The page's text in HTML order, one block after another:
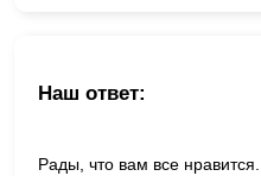
Наш ответ:
Рады, что вам все